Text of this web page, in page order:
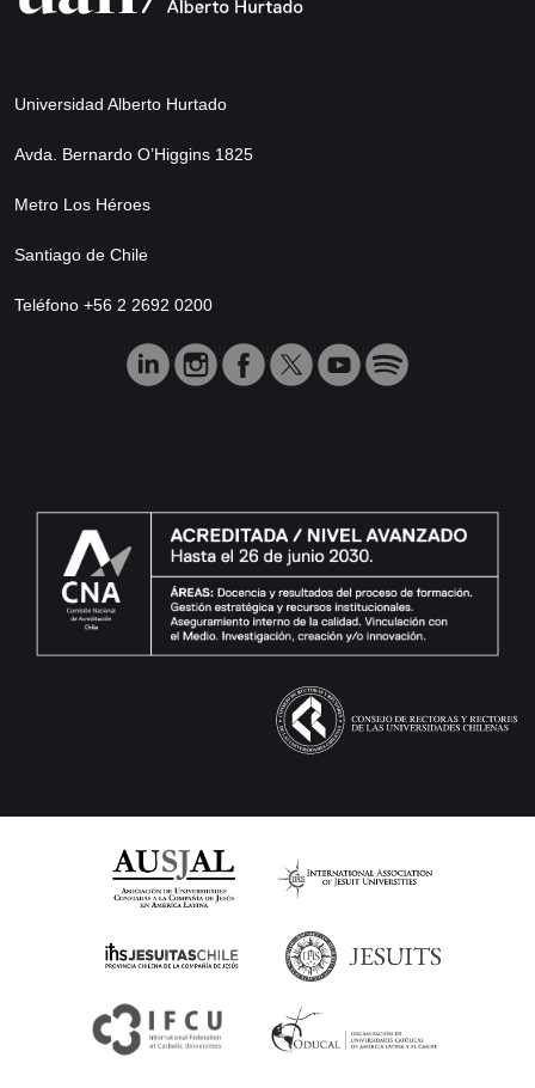
Universidad Alberto Hurtado
Avda. Bernardo O’Higgins 1825
Metro Los Héroes
Santiago de Chile
Teléfono +56 2 2692 0200